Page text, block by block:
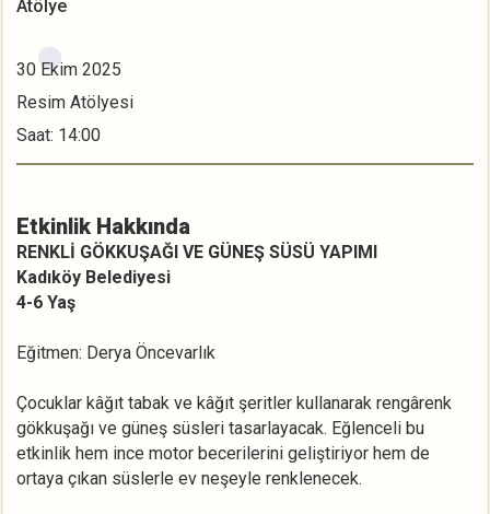
Atölye
30 Ekim 2025
Resim Atölyesi
Saat: 14:00
Etkinlik Hakkında
RENKLİ GÖKKUŞAĞI VE GÜNEŞ SÜSÜ YAPIMI
Kadıköy Belediyesi
4-6 Yaş
Eğitmen: Derya Öncevarlık
Çocuklar kâğıt tabak ve kâğıt şeritler kullanarak rengârenk
gökkuşağı ve güneş süsleri tasarlayacak. Eğlenceli bu
etkinlik hem ince motor becerilerini geliştiriyor hem de
ortaya çıkan süslerle ev neşeyle renklenecek.